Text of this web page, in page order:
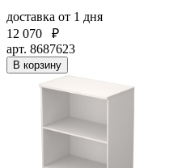
доставка от 1 дня
12 070
₽
арт. 8687623
В корзину